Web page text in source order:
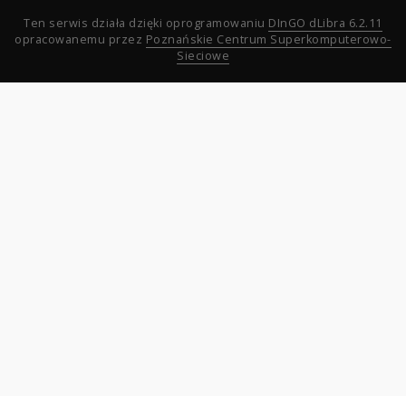
Ten serwis działa dzięki oprogramowaniu DInGO dLibra 6.2.11
opracowanemu przez Poznańskie Centrum Superkomputerowo-
Sieciowe